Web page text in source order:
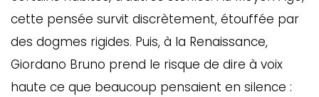
cette pensée survit discrètement, étouffée par
des dogmes rigides. Puis, à la Renaissance,
Giordano Bruno prend le risque de dire à voix
haute ce que beaucoup pensaient en silence :